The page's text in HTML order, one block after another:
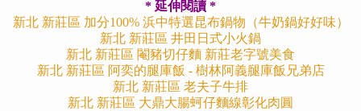
* 延伸閱讀 *
新北 新莊區 加分100% 浜中特選昆布鍋物（牛奶鍋好好味）
新北 新莊區 井田日式小火鍋
新北 新莊區 閹豬切仔麵 新莊老字號美食
新北 新莊區 阿奕的腿庫飯 - 樹林阿義腿庫飯兄弟店
新北 新莊區 老夫子牛排
新北 新莊區 大鼎大腸蚵仔麵線彰化肉圓